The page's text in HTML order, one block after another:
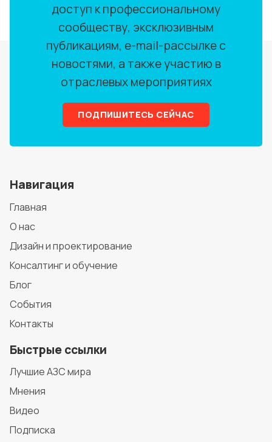
доступ к профессиональному
сообществу, эксклюзивным
публикациям, e-mail-рассылке с
новостями, а также участию в
отраслевых мероприятиях
ПОДПИШИТЕСЬ СЕЙЧАС
Навигация
Главная
О нас
Дизайн и проектирование
Консалтинг и обучение
Блог
События
Контакты
Быстрые ссылки
Лучшие АЗС мира
Мнения
Видео
Подписка